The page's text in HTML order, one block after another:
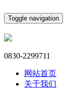
Toggle navigation
0830-2299711
网站首页
关于我们